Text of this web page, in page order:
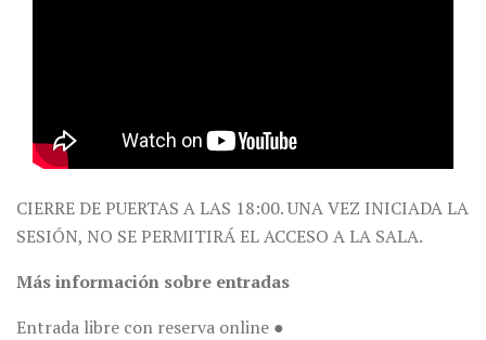
CIERRE DE PUERTAS A LAS 18:00. UNA VEZ INICIADA LA
SESIÓN, NO SE PERMITIRÁ EL ACCESO A LA SALA.
Más información sobre entradas
Entrada libre con reserva online ●